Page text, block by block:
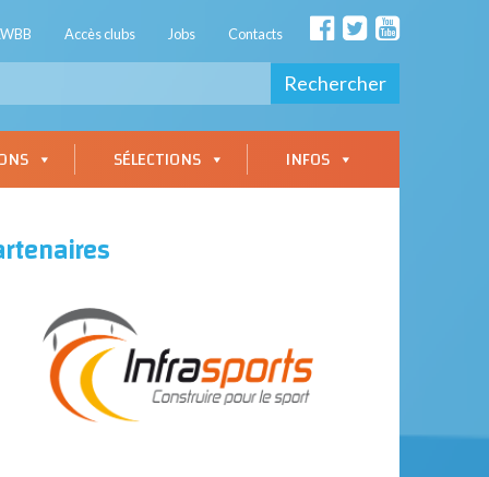
Accès clubs Jobs Contacts
Rechercher
SÉLECTIONS INFOS